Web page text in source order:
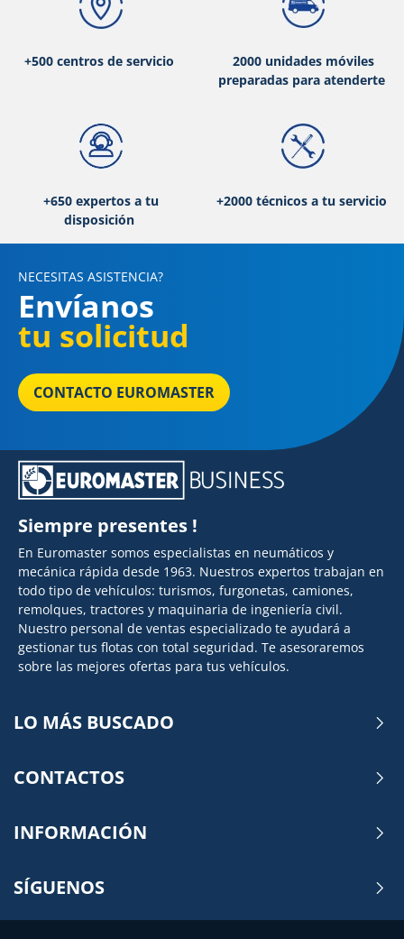
+500 centros de servicio
2000 unidades móviles
preparadas para atenderte
+650 expertos a tu
disposición
+2000 técnicos a tu servicio
NECESITAS ASISTENCIA?
Envíanos
tu solicitud
CONTACTO EUROMASTER
Siempre presentes !
En Euromaster somos especialistas en neumáticos y
mecánica rápida desde 1963. Nuestros expertos trabajan en
todo tipo de vehículos: turismos, furgonetas, camiones,
remolques, tractores y maquinaria de ingeniería civil.
Nuestro personal de ventas especializado te ayudará a
gestionar tus flotas con total seguridad. Te asesoraremos
sobre las mejores ofertas para tus vehículos.
LO MÁS BUSCADO
CONTACTOS
INFORMACIÓN
SÍGUENOS